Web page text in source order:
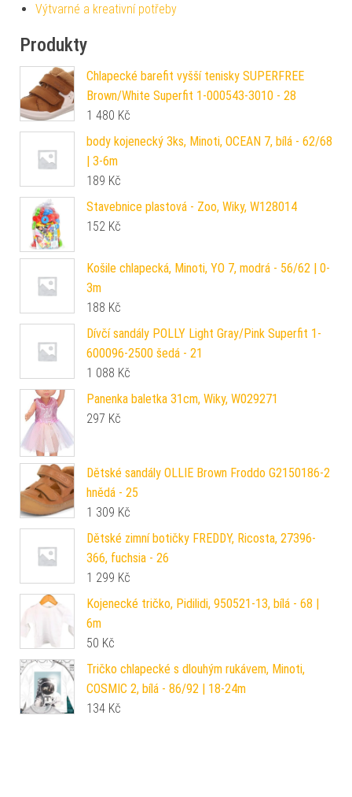
Výtvarné a kreativní potřeby
Produkty
Chlapecké barefit vyšší tenisky SUPERFREE
Brown/White Superfit 1-000543-3010 - 28
1 480 Kč
body kojenecký 3ks, Minoti, OCEAN 7, bílá - 62/68
| 3-6m
189 Kč
Stavebnice plastová - Zoo, Wiky, W128014
152 Kč
Košile chlapecká, Minoti, YO 7, modrá - 56/62 | 0-
3m
188 Kč
Dívčí sandály POLLY Light Gray/Pink Superfit 1-
600096-2500 šedá - 21
1 088 Kč
Panenka baletka 31cm, Wiky, W029271
297 Kč
Dětské sandály OLLIE Brown Froddo G2150186-2
hnědá - 25
1 309 Kč
Dětské zimní botičky FREDDY, Ricosta, 27396-
366, fuchsia - 26
1 299 Kč
Kojenecké tričko, Pidilidi, 950521-13, bílá - 68 |
6m
50 Kč
Tričko chlapecké s dlouhým rukávem, Minoti,
COSMIC 2, bílá - 86/92 | 18-24m
134 Kč